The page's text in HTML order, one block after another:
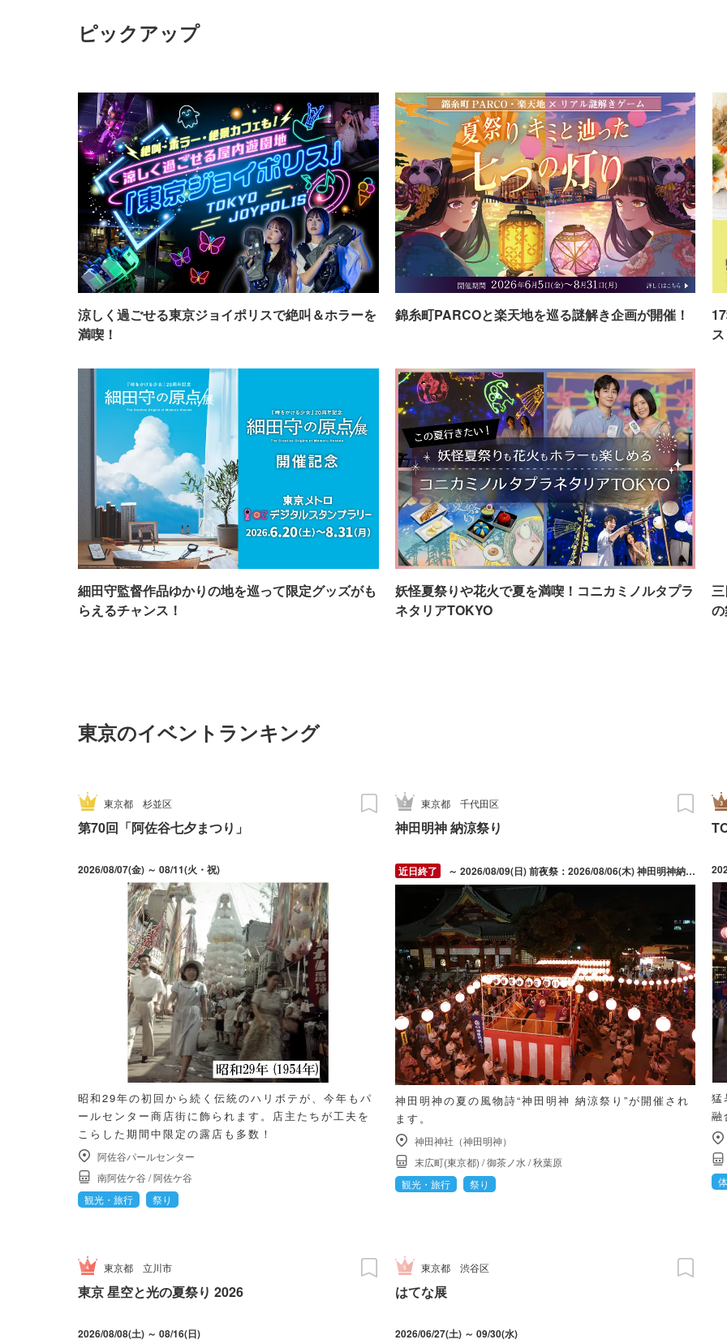
ピックアップ
涼しく過ごせる東京ジョイポリスで絶叫＆ホラーを
満喫！
錦糸町PARCOと楽天地を巡る謎解き企画が開催！
細田守監督作品ゆかりの地を巡って限定グッズがも
らえるチャンス！
妖怪夏祭りや花火で夏を満喫！コニカミノルタプラ
ネタリアTOKYO
東京のイベントランキング
東京都 杉並区
第70回「阿佐谷七夕まつり」
2026/08/07(金) ～ 08/11(火・祝)
昭和29年の初回から続く伝統のハリボテが、今年もパ
ールセンター商店街に飾られます。店主たちが工夫を
こらした期間中限定の露店も多数！
阿佐谷パールセンター
南阿佐ケ谷 /阿佐ケ谷
観光・旅行
祭り
東京都千代田区
神田明神 納涼祭り
～ 2026/08/09(日) 前夜祭：2026/08/06(木) 神田明神納涼祭り：2026/08/07(金) ～ 2026/08/09(日)
神田明神の夏の風物詩“神田明神 納涼祭り”が開催され
ます。
神田神社（神田明神）
末広町(東京都) /御茶ノ水/秋葉原
観光・旅行
祭り
猛
融
東京都 立川市
東京 星空と光の夏祭り 2026
2026/08/08(土) ～ 08/16(日)
東京都渋谷区
はてな展
2026/06/27(土) ～ 09/30(水)